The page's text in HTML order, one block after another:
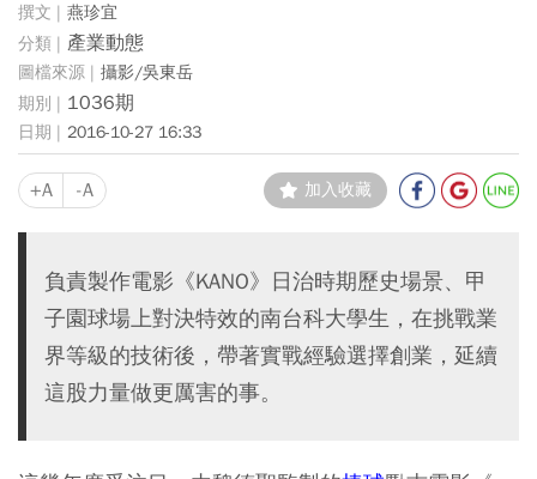
燕珍宜
產業動態
攝影/吳東岳
1036期
2016-10-27 16:33
+A -A 加入收藏
負責製作電影《KANO》日治時期歷史場景、甲
子園球場上對決特效的南台科大學生，在挑戰業
界等級的技術後，帶著實戰經驗選擇創業，延續
這股力量做更厲害的事。